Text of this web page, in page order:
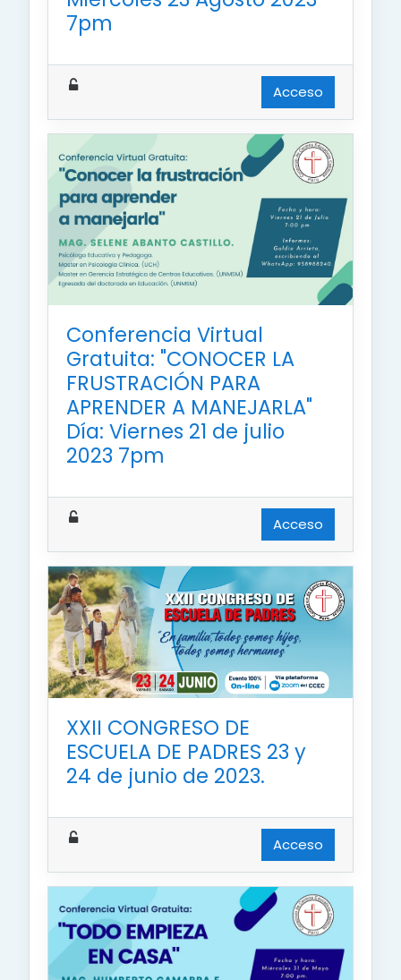
7pm
Acceso
Conferencia Virtual
Gratuita: "CONOCER LA
FRUSTRACIÓN PARA
APRENDER A MANEJARLA"
Día: Viernes 21 de julio
2023 7pm
Acceso
XXII CONGRESO DE
ESCUELA DE PADRES 23 y
24 de junio de 2023.
Acceso